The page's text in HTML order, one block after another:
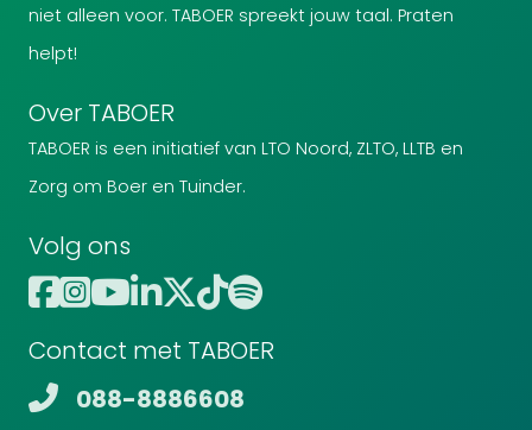
niet alleen voor. TABOER spreekt jouw taal. Praten
helpt!
Over TABOER
TABOER is een initiatief van LTO Noord, ZLTO, LLTB en
Zorg om Boer en Tuinder.
Volg ons
Contact met TABOER
088-8886608